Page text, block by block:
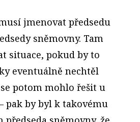
jmenovat předsedu
sněmovny. Tam
situace, pokud by to
eventuálně nechtěl
potom mohlo řešit u
pak by byl k takovému